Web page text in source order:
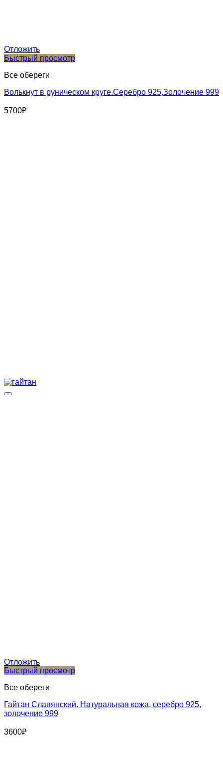
Отложить
Быстрый просмотр
Все обереги
Волькнут в руническом круге.Серебро 925,Золочение 999
5700₽
Отложить
Быстрый просмотр
Все обереги
Гайтан Славянский. Натуральная кожа, серебро 925,
золочение 999
3600₽